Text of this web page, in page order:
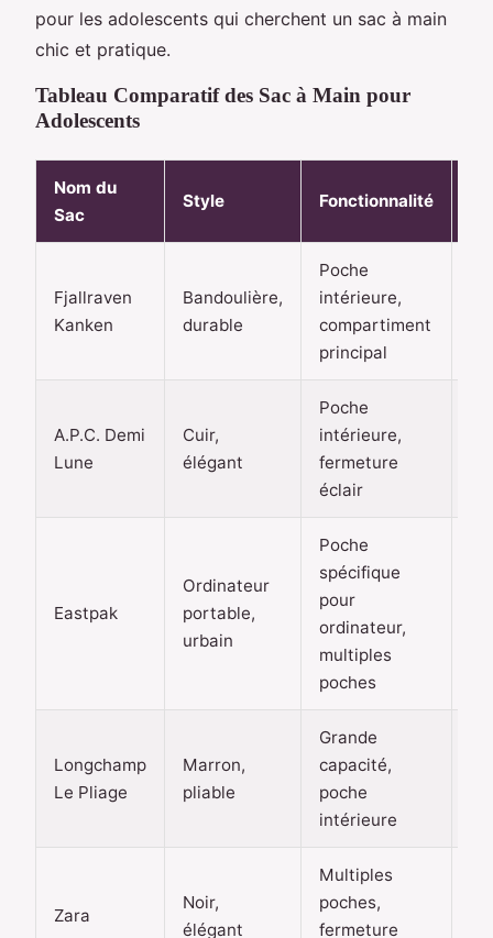
pour les adolescents qui cherchent un sac à main
chic et pratique.
Tableau Comparatif des Sac à Main pour
Adolescents
Nom du
Sac
Style Fonctionnalité
Fjallraven
Kanken
Bandoulière,
durable
Poche
intérieure,
compartiment
principal
A.P.C. Demi
Lune
Cuir,
élégant
Poche
intérieure,
fermeture
éclair
Eastpak
Ordinateur
portable,
urbain
Poche
spécifique
pour
ordinateur,
multiples
poches
Longchamp
Le Pliage
Marron,
pliable
Grande
capacité,
poche
intérieure
Zara
Noir,
élégant
Multiples
poches,
fermeture